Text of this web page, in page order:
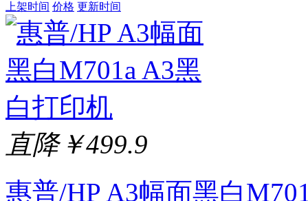
上架时间 价格 更新时间
直降￥499.9
惠普/HP A3幅面黑白